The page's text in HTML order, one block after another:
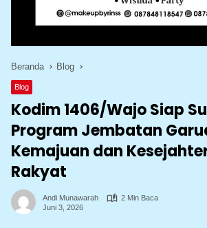
Beranda Blog
Blog
Kodim 1406/Wajo Siap
Program Jembatan
Kemajuan dan
Rakyat
Andi Munawarah
2 Min Baca
Juni 3, 2026